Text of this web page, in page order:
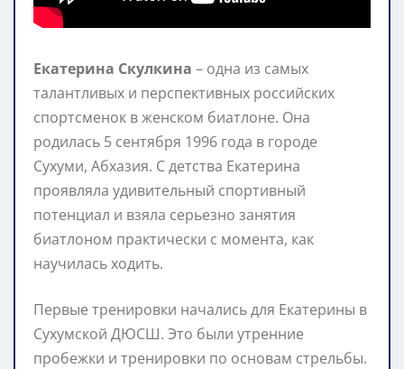
Екатерина Скулкина – одна из самых
талантливых и перспективных российских
спортсменок в женском биатлоне. Она
родилась 5 сентября 1996 года в городе
Сухуми, Абхазия. С детства Екатерина
проявляла удивительный спортивный
потенциал и взяла серьезно занятия
биатлоном практически с момента, как
научилась ходить.
Первые тренировки начались для Екатерины в
Сухумской ДЮСШ. Это были утренние
пробежки и тренировки по основам стрельбы.